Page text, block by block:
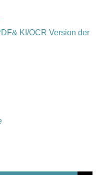
KI/OCR Version der